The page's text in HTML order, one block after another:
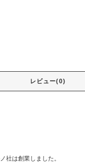
レビュー(0)
社は創業しました。